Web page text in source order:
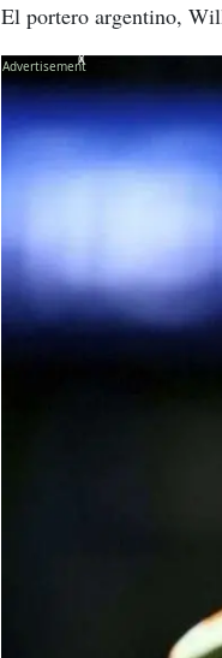
El portero argentino,
X